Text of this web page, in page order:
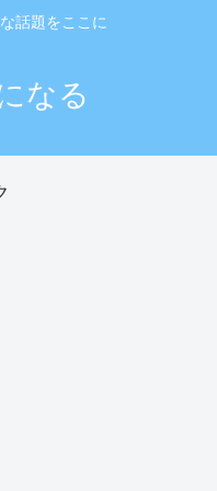
話題をここに
なる